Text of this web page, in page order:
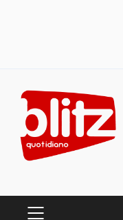
content